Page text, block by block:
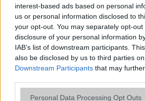
interest-based ads based on personal
us or personal information disclosed to
your opt-out. You may separately opt-
disclosure of your personal information
IAB’s list of downstream participants.
also be disclosed by us to third parties
Downstream Participants that may
Please note that this website/app uses
Personal Data Processing Opt Outs
Extrák ANT+
EGYÉB
Vibra jelzés Van
SIM-ek száma 1
Flight mode Van